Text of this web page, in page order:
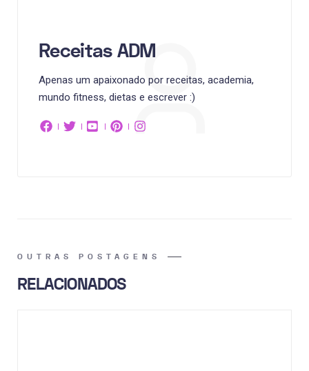
Receitas ADM
Apenas um apaixonado por receitas, academia,
mundo fitness, dietas e escrever :)
OUTRAS POSTAGENS
RELACIONADOS